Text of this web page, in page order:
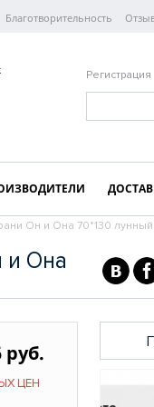
Благотворительность
Регистрация
Он и Она 70*130 лунный
и Она
руб.
ЦЕН